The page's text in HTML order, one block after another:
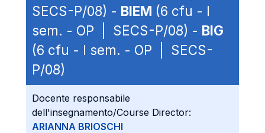
SECS-P/08) - BIEM (6 cfu - I
sem. - OP | SECS-P/08) - BIG
(6 cfu - I sem. - OP | SECS-
P/08)
Docente responsabile
dell'insegnamento/Course Director:
ARIANNA BRIOSCHI